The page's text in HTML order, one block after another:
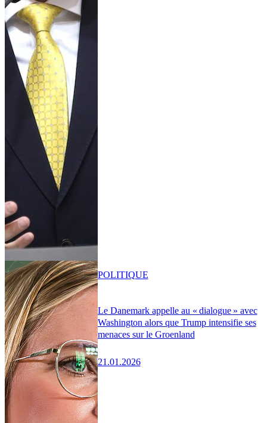
Le Danemark appelle au « dialogue » avec
Washington alors que Trump intensifie ses
menaces sur le Groenland
21.01.2026
POLITIQUE